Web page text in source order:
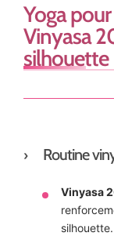
Yoga
Vinyasa
silhouette
Routine
Vinyasa
silhouette.